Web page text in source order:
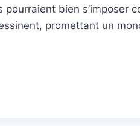
bien s’imposer
promettant un